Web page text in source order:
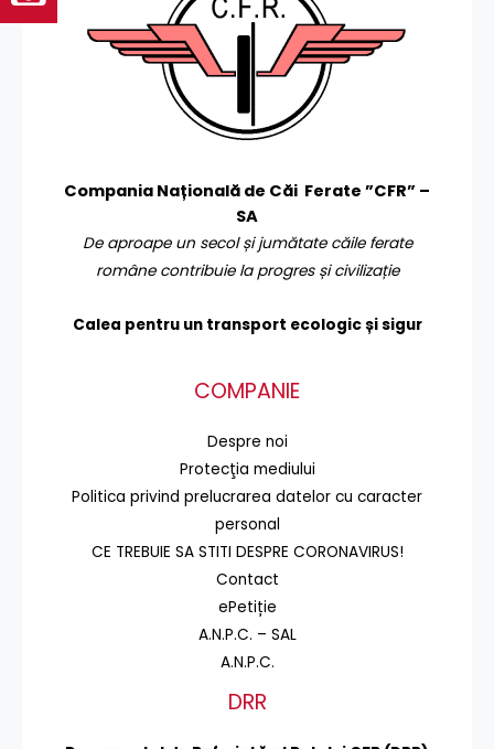
Compania Națională de Căi Ferate ”CFR” –
SA
De aproape un secol și jumătate căile ferate
române contribuie la progres și civilizație
Calea pentru un transport ecologic și sigur
COMPANIE
Despre noi
Protecţia mediului
Politica privind prelucrarea datelor cu caracter
personal
CE TREBUIE SA STITI DESPRE CORONAVIRUS!
Contact
ePetiție
A.N.P.C. – SAL
A.N.P.C.
DRR